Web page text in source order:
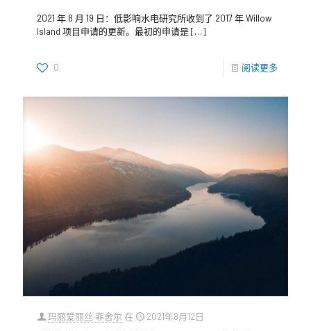
2021 年 8 月 19 日：低影响水电研究所收到了 2017 年 Willow
Island 项目申请的更新。最初的申请是[…]
0 阅读更多
玛丽爱丽丝·菲舍尔 在 2021年8月12日